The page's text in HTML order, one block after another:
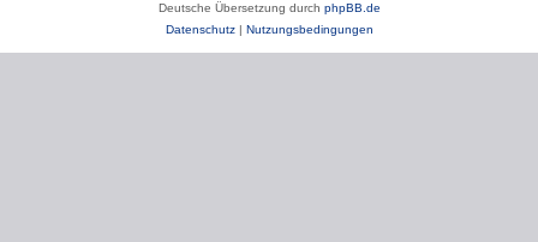
Deutsche Übersetzung durch phpBB.de
Datenschutz| Nutzungsbedingungen